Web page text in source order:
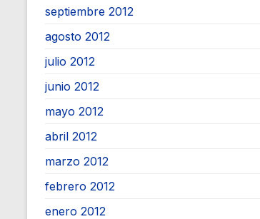
septiembre 2012
agosto 2012
julio 2012
junio 2012
mayo 2012
abril 2012
marzo 2012
febrero 2012
enero 2012